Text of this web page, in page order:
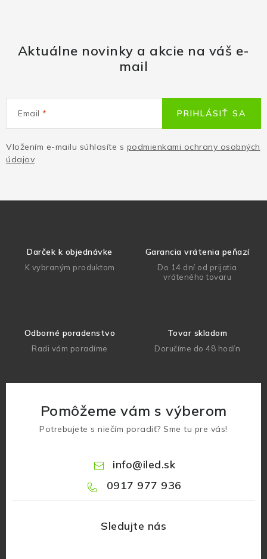
Aktuálne novinky a akcie na váš e-
mail
Email
Vložením e-mailu súhlasíte s podmienkami ochrany osobných
údajov
PRIHLÁSIŤ SA
Darček k objednávke
K vybraným produktom
Garancia vrátenia peňazí
Do 14 dní od prijatia
vráteného tovaru
Odborné poradenstvo
Radi vám poradíme
Tovar skladom
Doručíme do 48 hodín
Pomôžeme vám s výberom
Potrebujete s niečím poradiť? Sme tu pre vás!
info@iled.sk
0917 977 936